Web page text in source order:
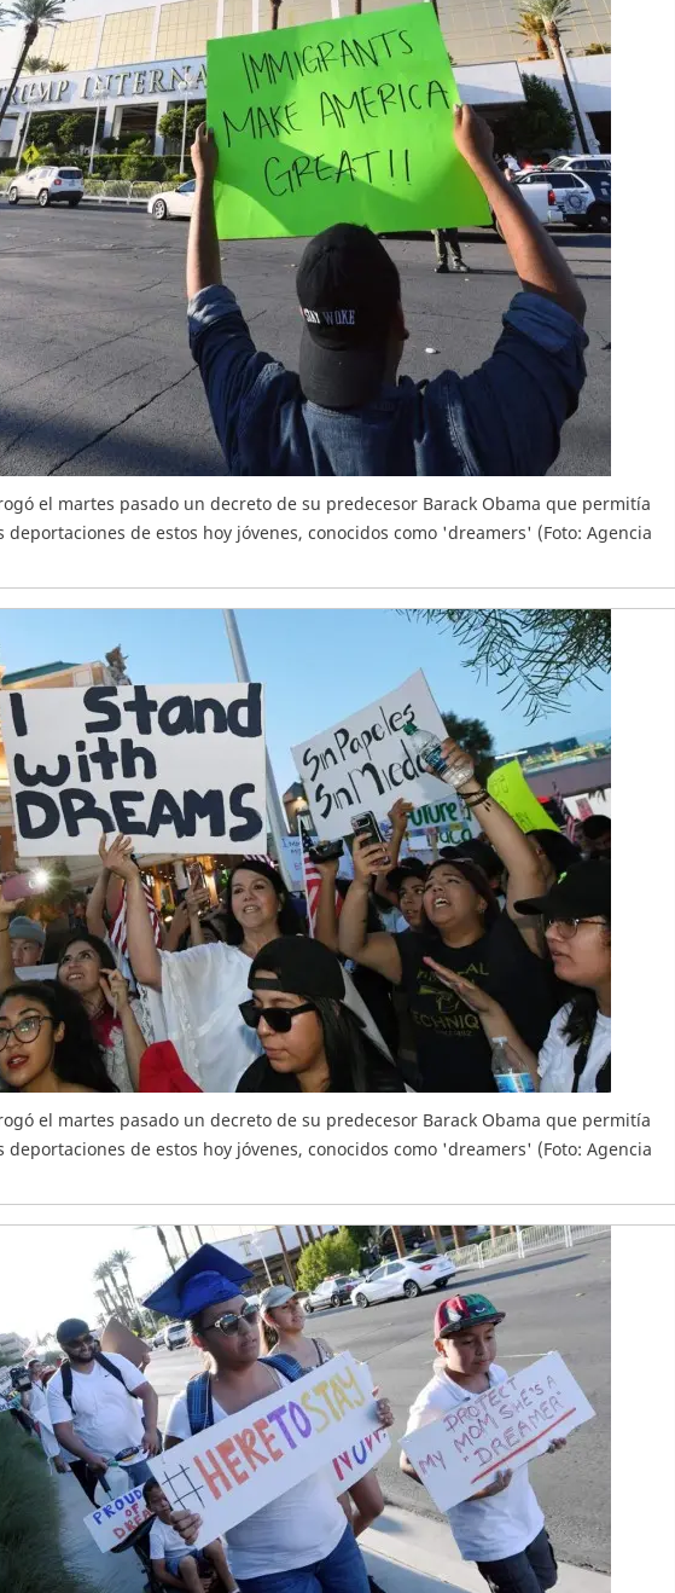
el martes pasado un decreto de su predecesor Barack Obama que permitía
deportaciones de estos hoy jóvenes, conocidos como 'dreamers' (Foto: Agencia
el martes pasado un decreto de su predecesor Barack Obama que permitía
deportaciones de estos hoy jóvenes, conocidos como 'dreamers' (Foto: Agencia